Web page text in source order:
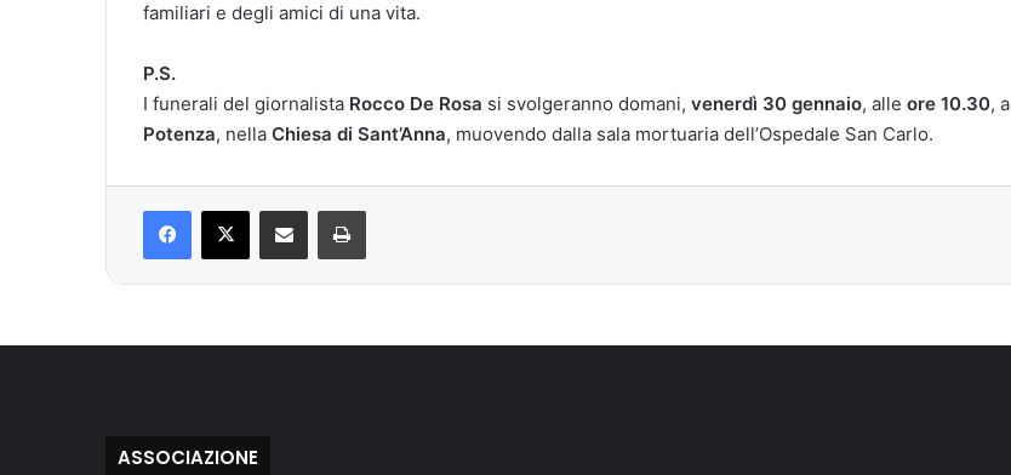
familiari e degli amici di una vita.
P.S.
I funerali del giornalista Rocco De Rosa si svolgeranno domani, venerdì 30 gennaio, alle ore 10.30, a
Potenza, nella Chiesa di Sant’Anna, muovendo dalla sala mortuaria dell’Ospedale San Carlo.
ASSOCIAZIONE